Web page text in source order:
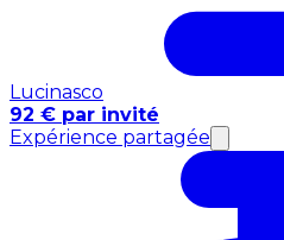
Lucinasco
92 € par invité
Expérience partagée